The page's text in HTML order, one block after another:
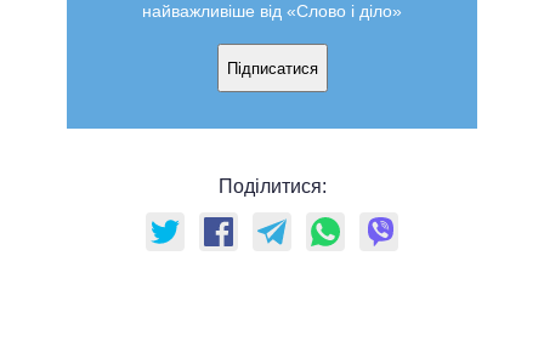
найважливіше від «Слово і діло»
Підписатися
Поділитися: